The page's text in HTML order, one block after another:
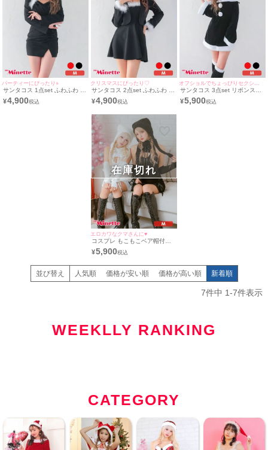
パーティーにぴったり⭐︎
サンタコス 1点set ふわふわ タ
イト ボレロ風 長袖 スリット
サンタドレス (Mサイズ)
¥4,900
クリスマスにぴったり♡
サンタコス 2点set ふわふわ フ
レア キャミソール サンタドレ
ス [ワンピース+ボレロ]（Mサ
¥4,900
サンタコス 3点set リボンスト
ラップオフショルプチプラ サ
ンタ コスプレ [ワンピース+帽
¥5,900
エロカワなクマさんに♥
コスプレ もこもこベア帽付き
アメリカンスリーブタイトニッ
トワンピースプチプラペアアニ
アームウォーマー×2/帽子)
¥5,900
在庫切れ
並び替え 人気順 価格が安い順 価格が高い順 新着順
7件中 1-7件表示
WEEKLLY RANKING
CATEGORY